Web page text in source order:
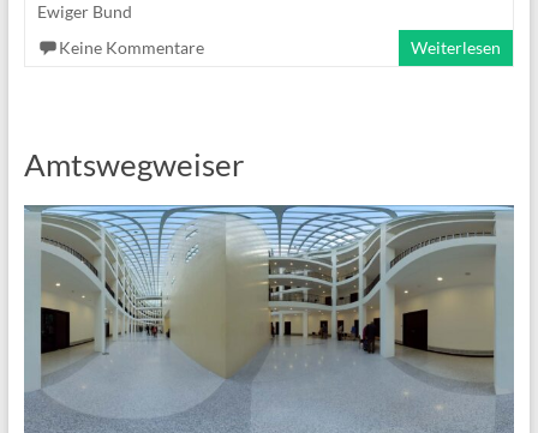
Ewiger Bund
Keine Kommentare
Weiterlesen
Amtswegweiser